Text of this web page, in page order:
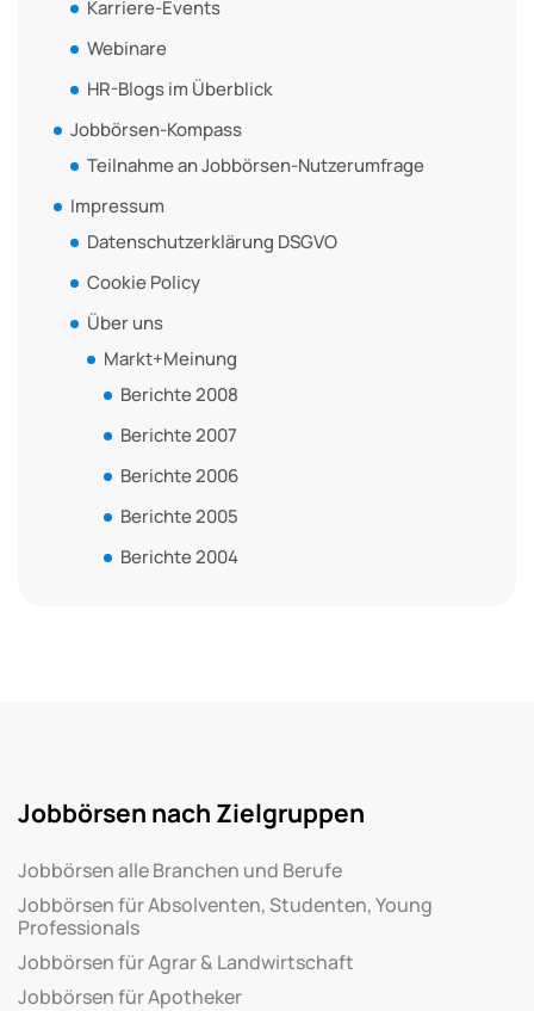
Karriere-Events
Webinare
HR-Blogs im Überblick
Jobbörsen-Kompass
Teilnahme an Jobbörsen-Nutzerumfrage
Impressum
Datenschutzerklärung DSGVO
Cookie Policy
Über uns
Markt+Meinung
Berichte 2008
Berichte 2007
Berichte 2006
Berichte 2005
Berichte 2004
Jobbörsen nach Zielgruppen
Jobbörsen alle Branchen und Berufe
Jobbörsen für Absolventen, Studenten, Young
Professionals
Jobbörsen für Agrar & Landwirtschaft
Jobbörsen für Apotheker